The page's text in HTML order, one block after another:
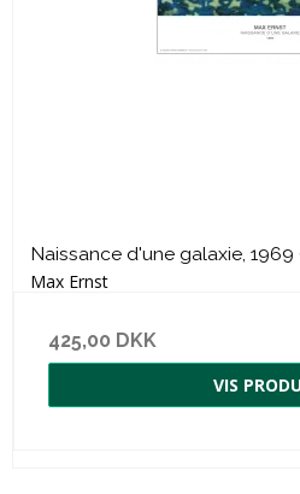
Naissance d'une galaxie, 1969
Max Ernst
425,00 DKK
VIS